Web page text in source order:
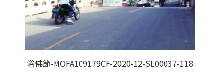
浴佛節-MOFA109179CF-2020-12-SL00037-118